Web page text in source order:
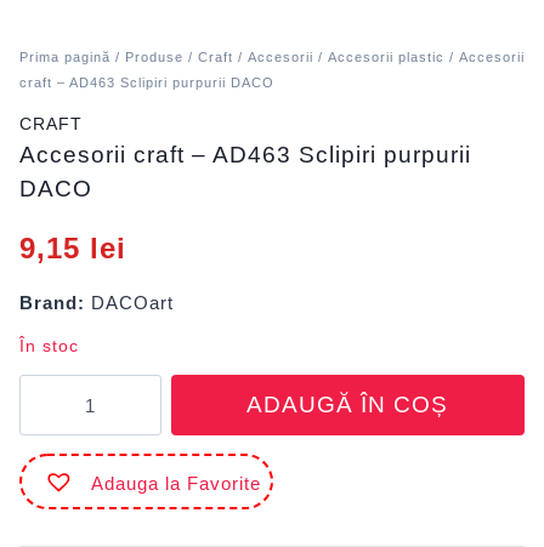
Prima pagină / Produse / Craft / Accesorii / Accesorii plastic / Accesorii
craft – AD463 Sclipiri purpurii DACO
CRAFT
Accesorii craft – AD463 Sclipiri purpurii
DACO
9,15 lei
Brand: DACOart
În stoc
Accesorii
craft
-
AD463
Sclipiri
ADAUGĂ ÎN COȘ
Adauga la Favorite